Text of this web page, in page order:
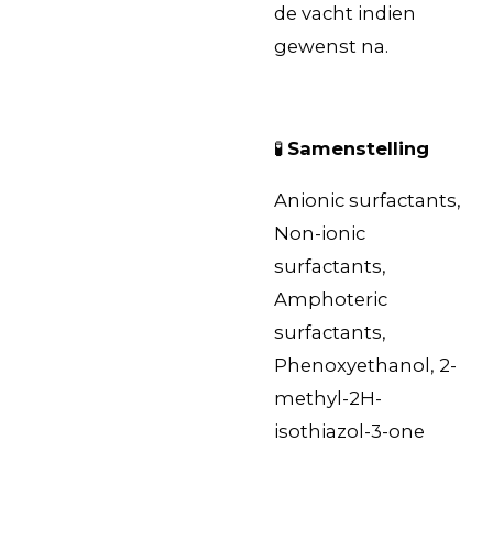
de vacht indien
gewenst na.
🧪 Samenstelling
Anionic surfactants,
Non-ionic
surfactants,
Amphoteric
surfactants,
Phenoxyethanol, 2-
methyl-2H-
isothiazol-3-one